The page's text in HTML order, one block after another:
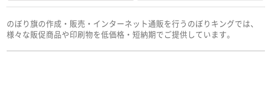
のぼり旗の作成・販売・インターネット通販を行うのぼりキングでは、
様々な販促商品や印刷物を低価格・短納期でご提供しています。